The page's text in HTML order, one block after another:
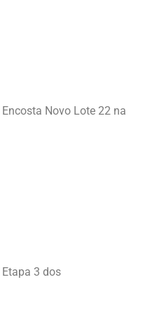
Encosta Novo Lote 22 na
Etapa 3 dos